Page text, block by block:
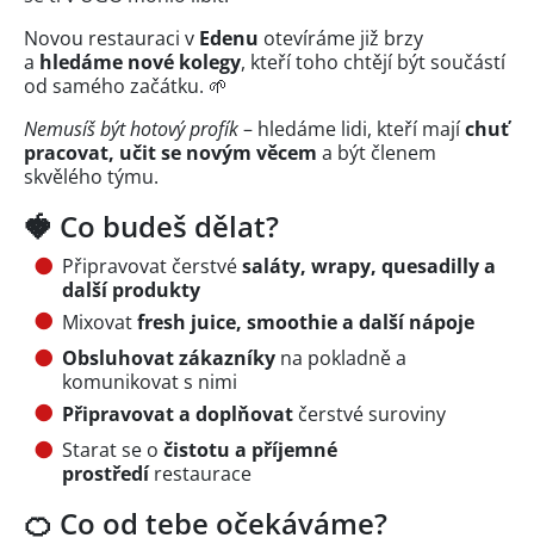
Novou restauraci v Edenu otevíráme již brzy
a hledáme nové kolegy, kteří toho chtějí být součástí
od samého začátku. 🌱
Nemusíš být hotový profík– hledáme lidi, kteří majíchuť
pracovat, učit se novým věcem a být členem
skvělého týmu.
🍓 Co budeš dělat?
Připravovat čerstvésaláty, wrapy, quesadilly a
další produkty
Mixovatfresh juice, smoothie a další nápoje
Obsluhovatzákazníky na pokladně a
komunikovat s nimi
Připravovat a doplňovat čerstvé suroviny
Starat se o čistotu a příjemné
prostředírestaurace
🍊 Co od tebe očekáváme?